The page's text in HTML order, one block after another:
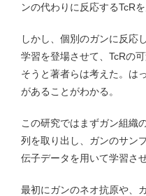
ンの代わりに反応するTcR
しかし、個別のガンに反応
学習を登場させて、TcRの
そうと著者らは考えた。は
があることがわかる。
この研究ではまずガン組織
列を取り出し、ガンのサン
伝子データを用いて学習さ
最初にガンのネオ抗原や、